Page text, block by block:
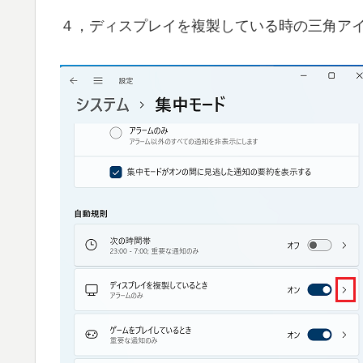
４，ディスプレイを複製している時の三角ア